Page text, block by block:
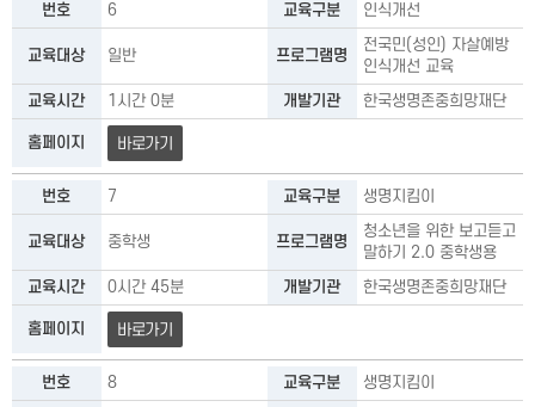
번호 6 교육구분 인식개선
교육대상 일반 프로그램명
전국민(성인) 자살예방
인식개선 교육
교육시간
1시간 0분 개발기관 한국생명존중희망재단
홈페이지 바로가기
번호 7 교육구분 생명지킴이
교육대상 중학생 프로그램명
청소년을 위한 보고듣고
말하기 2.0 중학생용
교육시간
0시간 45분 개발기관 한국생명존중희망재단
홈페이지 바로가기
번호 8 교육구분 생명지킴이